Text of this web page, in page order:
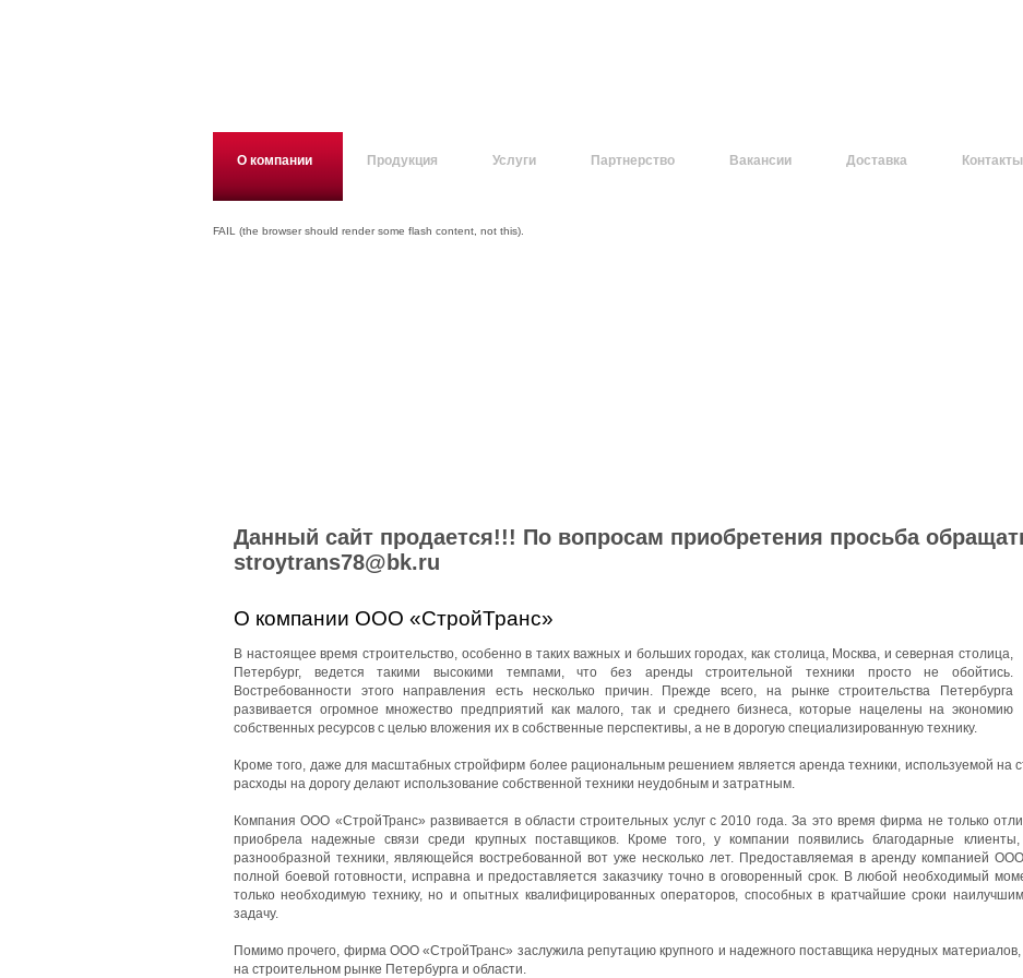
О компании Продукция Услуги Партнерство Вакансии Доставка Контакты
FAIL (the browser should render some flash content, not this).
Данный сайт продается!!! По вопросам приобретения просьба
stroytrans78@bk.ru
О компании ООО «СтройТранс»
В настоящее время строительство, особенно в таких важных и больших городах, как столица, Москва, и северная столица,
Петербург, ведется такими высокими темпами, что без аренды строительной техники просто не обойтись.
Востребованности этого направления есть несколько причин. Прежде всего, на рынке строительства Петербурга
развивается огромное множество предприятий как малого, так и среднего бизнеса, которые нацелены на экономию
собственных ресурсов с целью вложения их в собственные перспективы, а не в дорогую специализированную технику.
Кроме того, даже для масштабных стройфирм более рациональным решением является аренда техники, используемой на
расходы на дорогу делают использование собственной техники неудобным и затратным.
Компания ООО «СтройТранс» развивается в области строительных услуг с 2010 года. За это время фирма не только
приобрела надежные связи среди крупных поставщиков. Кроме того, у компании появились благодарные
разнообразной техники, являющейся востребованной вот уже несколько лет. Предоставляемая в аренду компанией
полной боевой готовности, исправна и предоставляется заказчику точно в оговоренный срок. В любой необходимый
только необходимую технику, но и опытных квалифицированных операторов, способных в кратчайшие сроки
задачу.
Помимо прочего, фирма ООО «СтройТранс» заслужила репутацию крупного и надежного поставщика нерудных материалов,
на строительном рынке Петербурга и области.